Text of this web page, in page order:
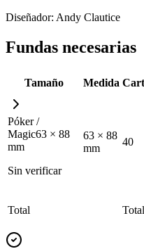
Diseñador: Andy Clautice
Fundas necesarias
Tamaño Medida
Póker /
Magic63 × 88
mm
Sin verificar
63 × 88
mm
40
Total Total